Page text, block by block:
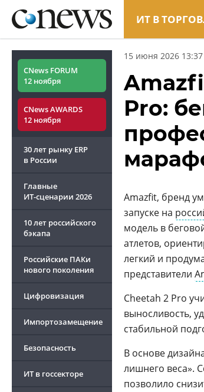
ИТ В
CNews FORUM
12 ноября
CNews AWARDS
12 ноября
30 лет рынку ERP
в России
Главные
ИТ-сценарии 2026
10 лет российского
бэкапа
Российские ПАКи
нового поколения
Цифровизация
Импортозамещение
Безопасность
ИТ в госсекторе
15 июня 2026 13:37
Pro:
Amazfit, бренд
запуске на
модель в
атлетов,
легкий и
представители
Cheetah 2 Pro
выносливость,
стабильной
В основе
лишнего веса».
позволило